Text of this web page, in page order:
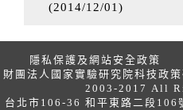
(2014/12/01 )
隱私保護及網站安全政策
財團法人國家實驗研究院科技政
2003-2017 All
台北市106-36 和平東路二段